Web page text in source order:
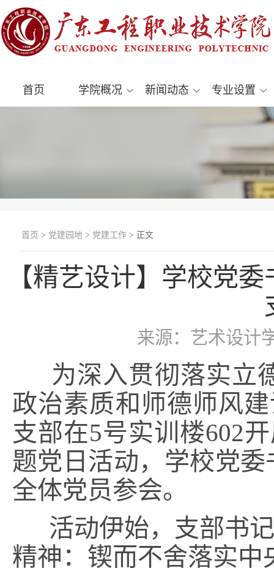
首页 学院概况 新闻动态 专业设置
首页 > 党建园地 > 党建工作 > 正文
【精艺设计】学校党
来源：艺术设计
为深入贯彻落实立
政治素质和师德师风
支部在5号实训楼602
题党日活动，学校党
全体党员参会。
活动伊始，支部书
精神：锲而不舍落实